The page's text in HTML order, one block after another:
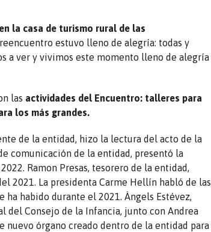
la casa de turismo rural de las
estuvo lleno de alegría: todas y
a ver y vivimos este momento lleno de alegría
las actividades del Encuentro: talleres para
los más grandes.
de la entidad, hizo la lectura del acto de la
comunicación de la entidad, presentó la
Ramon Presas, tesorero de la entidad,
2021. La presidenta Carme Hellín habló de las
ha habido durante el 2021. Àngels Estévez,
del Consejo de la Infancia, junto con Andrea
nuevo órgano creado dentro de la entidad para